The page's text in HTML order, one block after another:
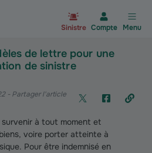
Sinistre Compte Menu
de lettre pour une
de sinistre
- Partager l'article
à tout moment et
voire porter atteinte à
Pour être indemnisé en